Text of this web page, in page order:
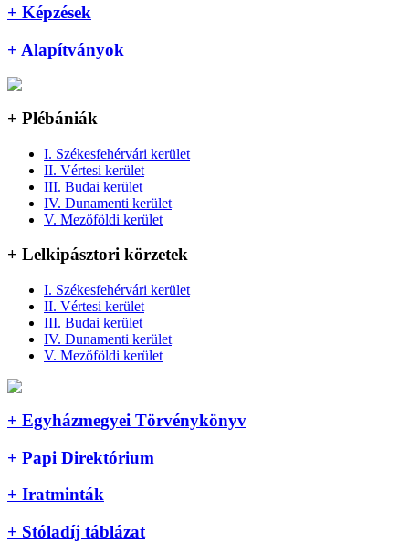
+ Képzések
+ Alapítványok
+ Plébániák
I. Székesfehérvári kerület
II. Vértesi kerület
III. Budai kerület
IV. Dunamenti kerület
V. Mezőföldi kerület
+ Lelkipásztori körzetek
I. Székesfehérvári kerület
II. Vértesi kerület
III. Budai kerület
IV. Dunamenti kerület
V. Mezőföldi kerület
+ Egyházmegyei Törvénykönyv
+ Papi Direktórium
+ Iratminták
+ Stóladíj táblázat